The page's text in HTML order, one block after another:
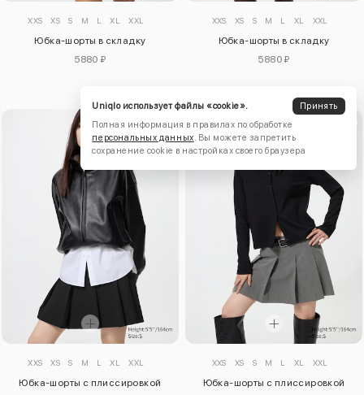
XXS XS S M L XL XXL
Юбка-шорты в складку
5880 ₽
XXS XS S M L XL XXL
Юбка-шорты в складку
5880 ₽
XXS XS S M L XL XXL
Юбка-шорты с плиссировкой
XXS XS S M L XL XXL
Юбка-шорты с плиссировкой
Uniqlo использует файлы «cookie».
Принять
Полная информация в правилах по обработке
персональных данных. Вы можете запретить
сохранение cookie в настройках своего браузера